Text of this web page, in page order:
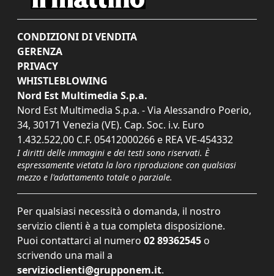
CONDIZIONI DI VENDITA
GERENZA
PRIVACY
WHISTLEBLOWING
Nord Est Multimedia S.p.a.
Nord Est Multimedia S.p.a. - Via Alessandro Poerio,
34, 30171 Venezia (VE). Cap. Soc. i.v. Euro
1.432.522,00 C.F. 05412000266 e REA VE-454332
I diritti delle immagini e dei testi sono riservati. È
espressamente vietata la loro riproduzione con qualsiasi
mezzo e l'adattamento totale o parziale.
Per qualsiasi necessità o domanda, il nostro
servizio clienti è a tua completa disposizione.
Puoi contattarci al numero 02 89362545 o
scrivendo una mail a
servizioclienti@grupponem.it.